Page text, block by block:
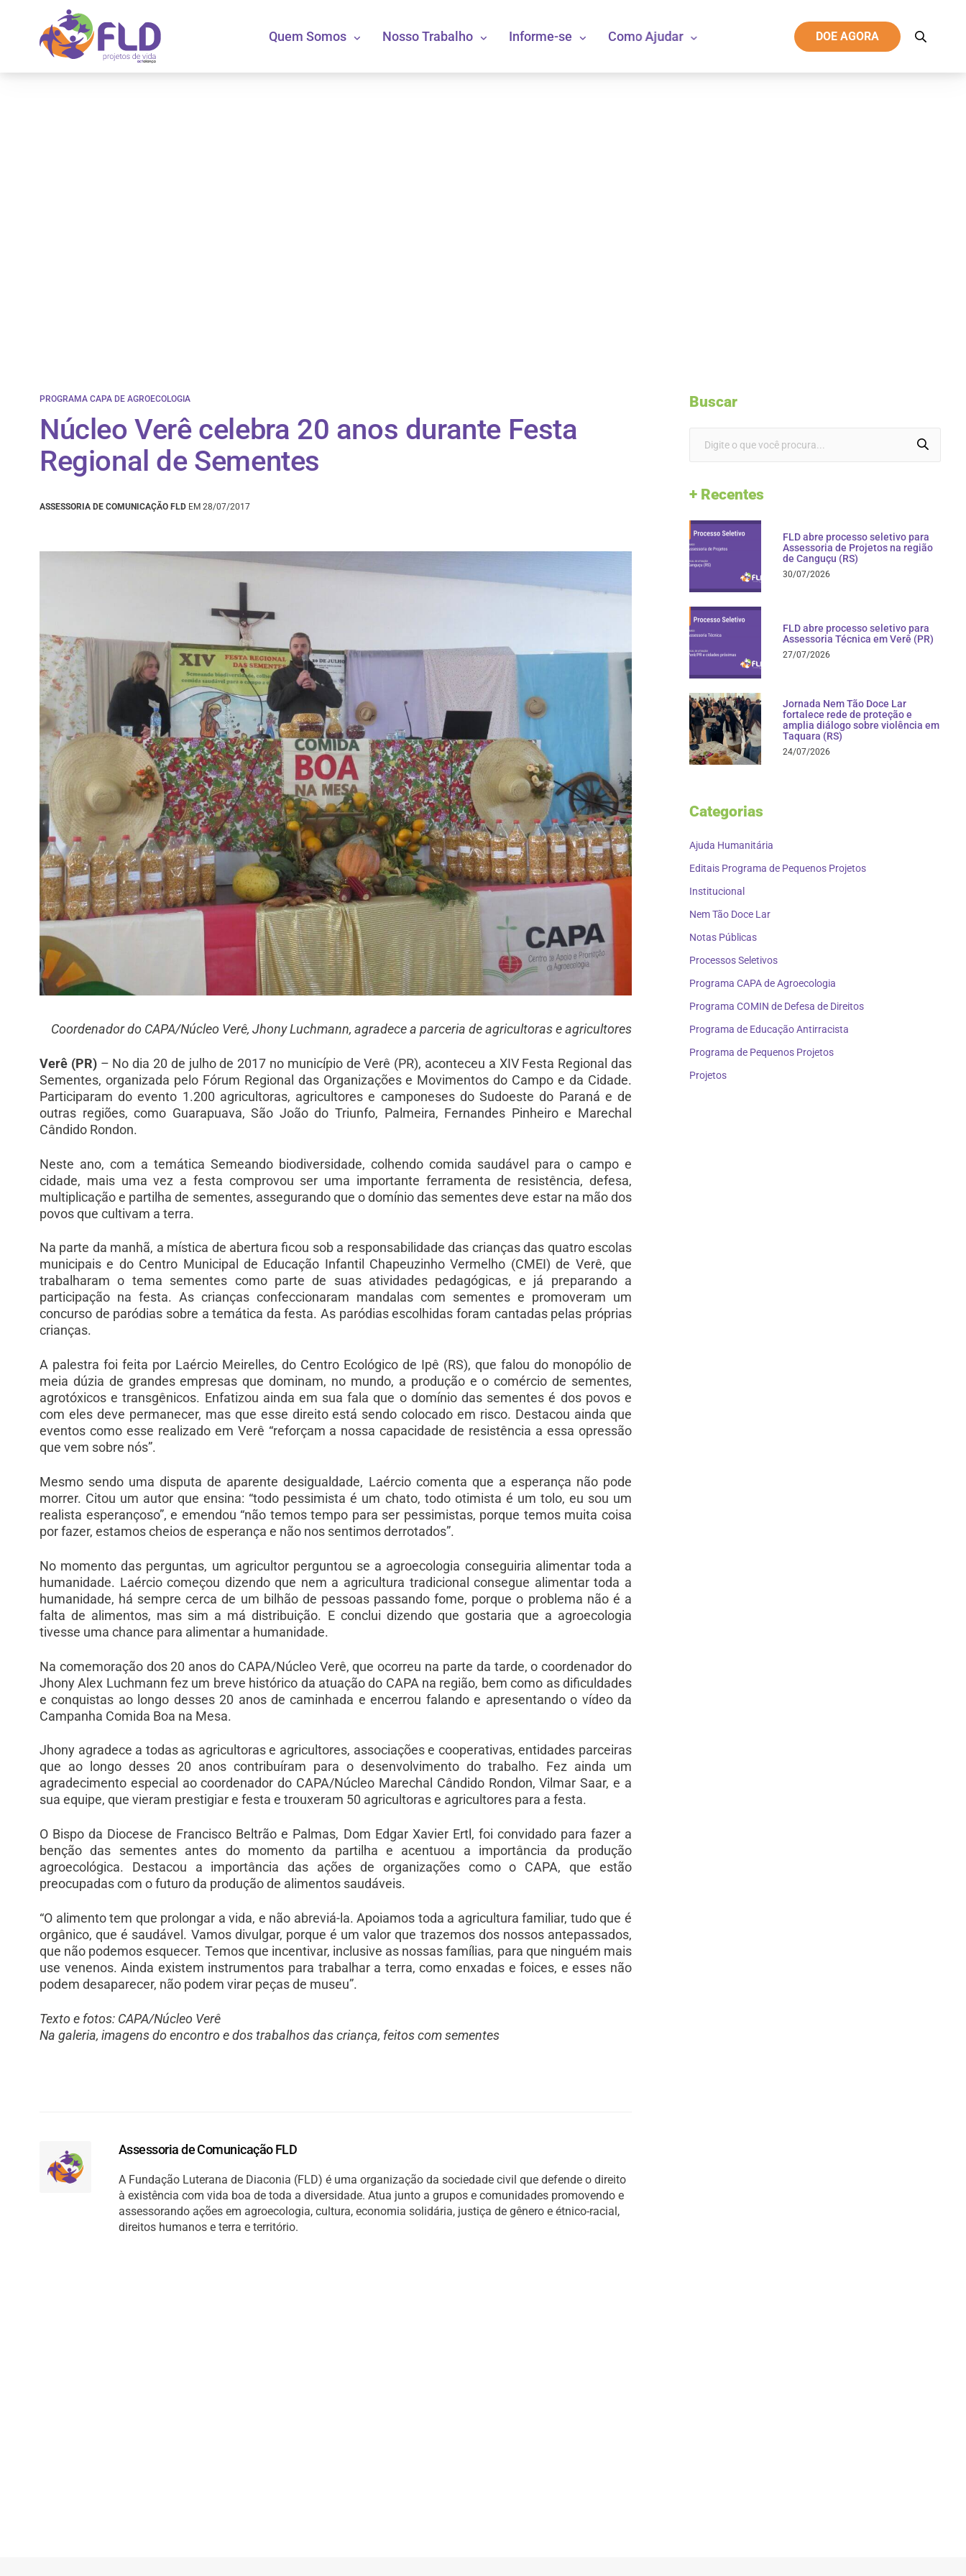
Quem Somos Nosso Trabalho Informe-se Como Ajudar DOE AGORA
PROGRAMA CAPA DE AGROECOLOGIA
Núcleo Verê celebra 20 anos durante Festa
Regional de Sementes
ASSESSORIA DE COMUNICAÇÃO FLD EM 28/07/2017
Coordenador do CAPA/Núcleo Verê, Jhony Luchmann, agradece a parceria de agricultoras e agricultores
Verê (PR)– No dia 20 de julho de 2017 no município de Verê (PR), aconteceu a XIV Festa Regional das
Sementes, organizada pelo Fórum Regional das Organizações e Movimentos do Campo e da Cidade.
Participaram do evento 1.200 agricultoras, agricultores e camponeses do Sudoeste do Paraná e de
outras regiões, como Guarapuava, São João do Triunfo, Palmeira, Fernandes Pinheiro e Marechal
Cândido Rondon.
Neste ano, com a temática Semeando biodiversidade, colhendo comida saudável para o campo e
cidade, mais uma vez a festa comprovou ser uma importante ferramenta de resistência, defesa,
multiplicação e partilha de sementes, assegurando que o domínio das sementes deve estar na mão dos
povos que cultivam a terra.
Na parte da manhã, a mística de abertura ficou sob a responsabilidade das crianças das quatro escolas
municipais e do Centro Municipal de Educação Infantil Chapeuzinho Vermelho (CMEI) de Verê, que
trabalharam o tema sementes como parte de suas atividades pedagógicas, e já preparando a
participação na festa. As crianças confeccionaram mandalas com sementes e promoveram um
concurso de paródias sobre a temática da festa. As paródias escolhidas foram cantadas pelas próprias
crianças.
A palestra foi feita por Laércio Meirelles, do Centro Ecológico de Ipê (RS), que falou do monopólio de
meia dúzia de grandes empresas que dominam, no mundo, a produção e o comércio de sementes,
agrotóxicos e transgênicos. Enfatizou ainda em sua fala que o domínio das sementes é dos povos e
com eles deve permanecer, mas que esse direito está sendo colocado em risco. Destacou ainda que
eventos como esse realizado em Verê “reforçam a nossa capacidade de resistência a essa opressão
que vem sobre nós”.
Mesmo sendo uma disputa de aparente desigualdade, Laércio comenta que a esperança não pode
morrer. Citou um autor que ensina: “todo pessimista é um chato, todo otimista é um tolo, eu sou um
realista esperançoso”, e emendou “não temos tempo para ser pessimistas, porque temos muita coisa
por fazer, estamos cheios de esperança e não nos sentimos derrotados”.
No momento das perguntas, um agricultor perguntou se a agroecologia conseguiria alimentar toda a
humanidade. Laércio começou dizendo que nem a agricultura tradicional consegue alimentar toda a
humanidade, há sempre cerca de um bilhão de pessoas passando fome, porque o problema não é a
falta de alimentos, mas sim a má distribuição. E conclui dizendo que gostaria que a agroecologia
tivesse uma chance para alimentar a humanidade.
Na comemoração dos 20 anos do CAPA/Núcleo Verê, que ocorreu na parte da tarde, o coordenador do
Jhony Alex Luchmann fez um breve histórico da atuação do CAPA na região, bem como as dificuldades
e conquistas ao longo desses 20 anos de caminhada e encerrou falando e apresentando o vídeo da
Campanha Comida Boa na Mesa.
Jhony agradece a todas as agricultoras e agricultores, associações e cooperativas, entidades parceiras
que ao longo desses 20 anos contribuíram para o desenvolvimento do trabalho. Fez ainda um
agradecimento especial ao coordenador do CAPA/Núcleo Marechal Cândido Rondon, Vilmar Saar, e a
sua equipe, que vieram prestigiar e festa e trouxeram 50 agricultoras e agricultores para a festa.
O Bispo da Diocese de Francisco Beltrão e Palmas, Dom Edgar Xavier Ertl, foi convidado para fazer a
benção das sementes antes do momento da partilha e acentuou a importância da produção
agroecológica. Destacou a importância das ações de organizações como o CAPA, que estão
preocupadas com o futuro da produção de alimentos saudáveis.
“O alimento tem que prolongar a vida, e não abreviá-la. Apoiamos toda a agricultura familiar, tudo que é
orgânico, que é saudável. Vamos divulgar, porque é um valor que trazemos dos nossos antepassados,
que não podemos esquecer. Temos que incentivar, inclusive as nossas famílias, para que ninguém mais
use venenos. Ainda existem instrumentos para trabalhar a terra, como enxadas e foices, e esses não
podem desaparecer, não podem virar peças de museu”.
Texto e fotos: CAPA/Núcleo Verê
Na galeria, imagens do encontro e dos trabalhos das criança, feitos com sementes
Assessoria de Comunicação FLD
A Fundação Luterana de Diaconia (FLD) é uma organização da sociedade civil que defende o direito
à existência com vida boa de toda a diversidade. Atua junto a grupos e comunidades promovendo e
assessorando ações em agroecologia, cultura, economia solidária, justiça de gênero e étnico-racial,
direitos humanos e terra e território.
Buscar
+ Recentes
FLD abre processo seletivo para
Assessoria de Projetos na região
de Canguçu (RS)
30/07/2026
FLD abre processo seletivo para
Assessoria Técnica em Verê (PR)
27/07/2026
Jornada Nem Tão Doce Lar
fortalece rede de proteção e
amplia diálogo sobre violência em
Taquara (RS)
24/07/2026
Categorias
Ajuda Humanitária
Editais Programa de Pequenos Projetos
Institucional
Nem Tão Doce Lar
Notas Públicas
Processos Seletivos
Programa CAPA de Agroecologia
Programa COMIN de Defesa de Direitos
Programa de Educação Antirracista
Programa de Pequenos Projetos
Projetos